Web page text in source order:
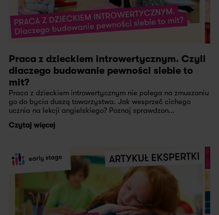
Praca z dzieckiem introwertycznym. Czyli
dlaczego budowanie pewności siebie to
mit?
Praca z dzieckiem introwertycznym nie polega na zmuszaniu
go do bycia duszą towarzystwa. Jak wesprzeć cichego
ucznia na lekcji angielskiego? Poznaj sprawdzon...
Czytaj więcej